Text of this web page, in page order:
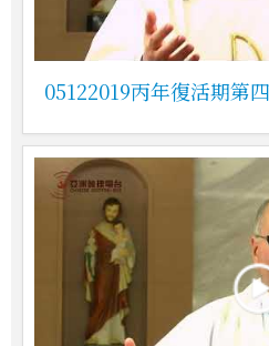
05122019丙年復活期第